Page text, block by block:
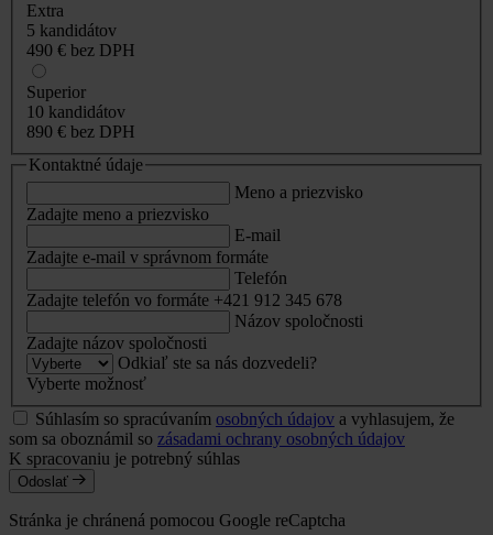
Extra
5 kandidátov
490 € bez DPH
Superior
10 kandidátov
890 € bez DPH
Kontaktné údaje
Meno a priezvisko
Zadajte meno a priezvisko
E-mail
Zadajte e-mail v správnom formáte
Telefón
Zadajte telefón vo formáte +421 912 345 678
Názov spoločnosti
Zadajte názov spoločnosti
Odkiaľ ste sa nás dozvedeli?
Vyberte možnosť
Súhlasím so spracúvaním osobných údajov a vyhlasujem, že
som sa oboznámil so zásadami ochrany osobných údajov
K spracovaniu je potrebný súhlas
Odoslať
Stránka je chránená pomocou Google reCaptcha